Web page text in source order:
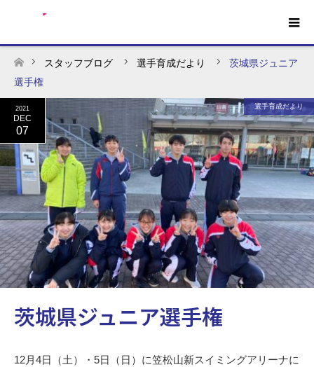
ホーム
スタッフブログ 選手育成だより
茨城県ジュニア
選手権
2021
DEC
07
選手育成だより
茨城県ジュニア選手権
12月4日（土）・5日（日）に笠松山新スイミングアリーナに